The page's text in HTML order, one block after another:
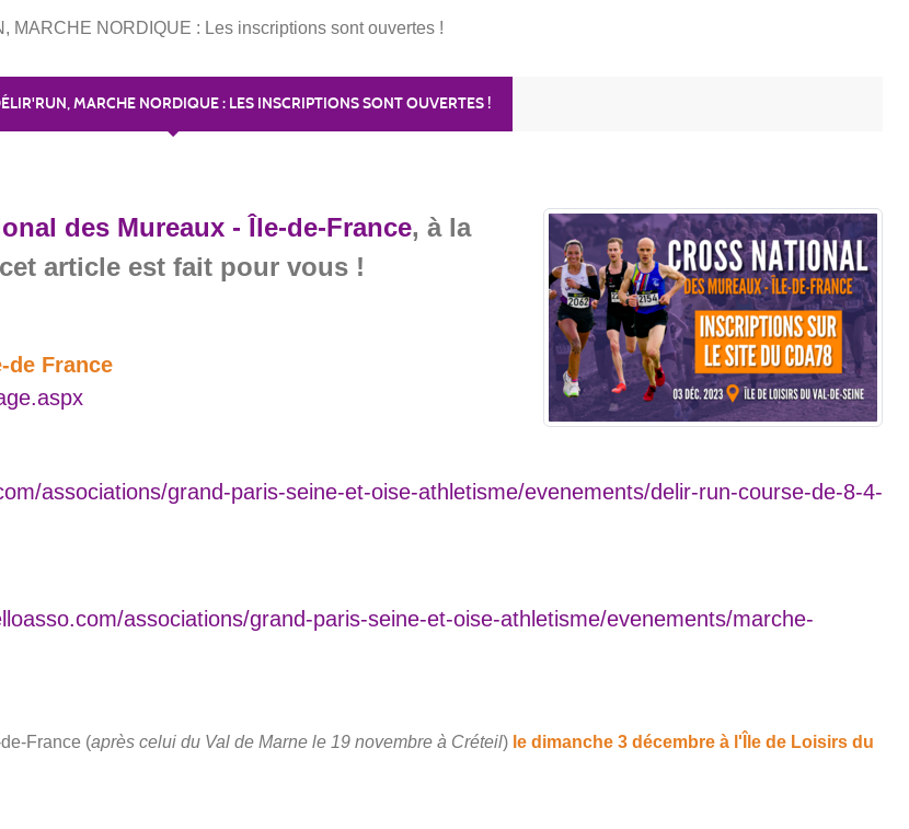
MARCHE NORDIQUE : Les inscriptions sont ouvertes !
MARCHE NORDIQUE : LES INSCRIPTIONS SONT OUVERTES !
des Mureaux - Île-de-France, à la
article est fait pour vous !
de France
associations/grand-paris-seine-et-oise-athletisme/evenements/delir-run-course-de-8-4-
associations/grand-paris-seine-et-oise-athletisme/evenements/marche-
France (après celui du Val de Marne le 19 novembre à Créteil) le dimanche 3 décembre à l'Île de Loisirs du